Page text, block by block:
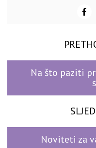
Na što paziti
Noviteti za